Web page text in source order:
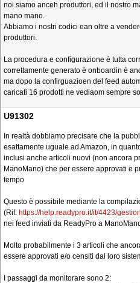
noi siamo anceh produttori, ed il nostro
mano mano.
Abbiamo i nostri codici ean oltre a
produttori.
La procedura e configurazione è tutta
correttamente generato è onboardin è
ma dopo la confirguazioen del feed
caricati 16 prodotti ne vediaom sempre
U91302
In realtà dobbiamo precisare che la
esattamente uguale ad Amazon, in
inclusi anche articoli nuovi (non ancora
ManoMano) che per essere approvati e
tempo
Questo è possibile mediante la
(Rif. https://help.readypro.it/it/4423/
nei feed inviati da ReadyPro a
Molto probabilmente i 3 articoli che
essere approvati e/o censiti dal loro
I passaggi da monitorare sono 2: